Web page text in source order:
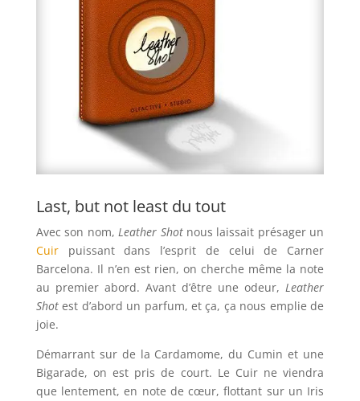
Last, but not least du tout
Avec son nom,Leather Shotnous laissait présager un
Cuirpuissant dans l’esprit de celui de Carner
Barcelona. Il n’en est rien, on cherche même la note
au premier abord. Avant d’être une odeur,Leather
Shotest d’abord un parfum, et ça, ça nous emplie de
joie.
Démarrant sur de la Cardamome, du Cumin et une
Bigarade, on est pris de court. Le Cuir ne viendra
que lentement, en note de cœur, flottant sur un Iris